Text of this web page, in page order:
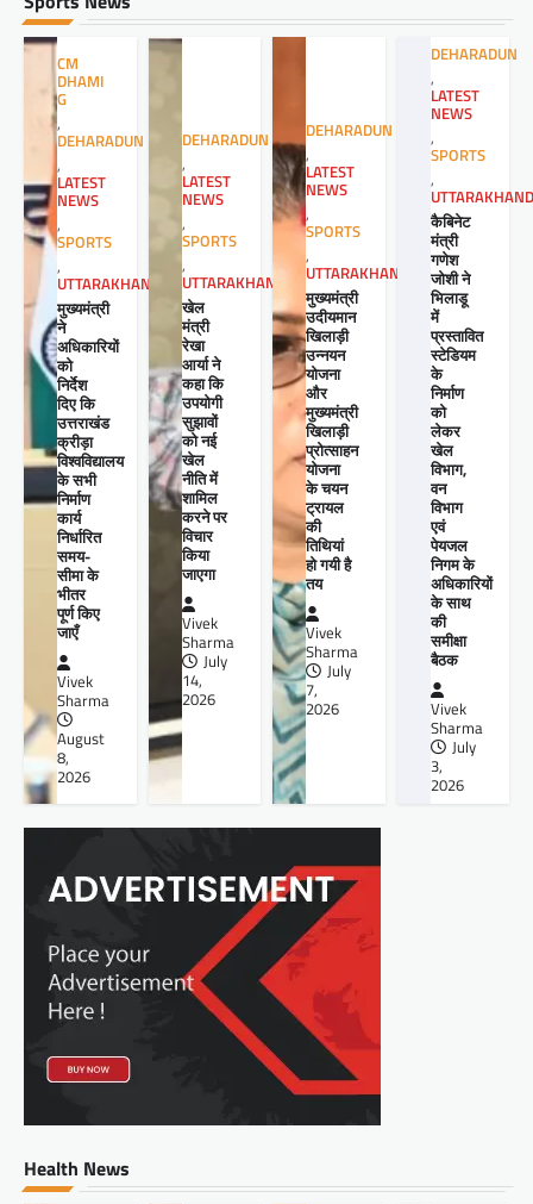
CM
DHAMI
G
,
DEHARADUN
,
LATEST
NEWS
,
SPORTS
,
UTTARAKHAND
मुख्यमंत्री
ने
अधिकारियों
को
निर्देश
दिए कि
उत्तराखंड
क्रीड़ा
विश्वविद्यालय
के सभी
निर्माण
कार्य
निर्धारित
समय-
सीमा के
भीतर
पूर्ण किए
जाएँ
Vivek
Sharma
August
8,
2026
DEHARADUN
,
LATEST
NEWS
,
SPORTS
,
UTTARAKHAND
खेल
मंत्री
रेखा
आर्या ने
कहा कि
उपयोगी
सुझावों
को नई
खेल
नीति में
शामिल
करने पर
विचार
किया
जाएगा
Vivek
Sharma
July
14,
2026
DEHARADUN
,
LATEST
NEWS
,
SPORTS
,
UTTARAKHAND
मुख्यमंत्री
उदीयमान
खिलाड़ी
उन्नयन
योजना
और
मुख्यमंत्री
खिलाड़ी
प्रोत्साहन
योजना
के चयन
ट्रायल
की
तिथियां
हो गयी है
तय
Vivek
Sharma
July
7,
2026
DEHARADUN
,
LATEST
NEWS
,
SPORTS
,
UTTARAKHAND
कैबिनेट
मंत्री
गणेश
जोशी ने
भिलाडू
में
प्रस्तावित
स्टेडियम
के
निर्माण
को
लेकर
खेल
विभाग,
वन
विभाग
एवं
पेयजल
निगम के
अधिकारियों
के साथ
की
समीक्षा
बैठक
Vivek
Sharma
July
3,
2026
Health News